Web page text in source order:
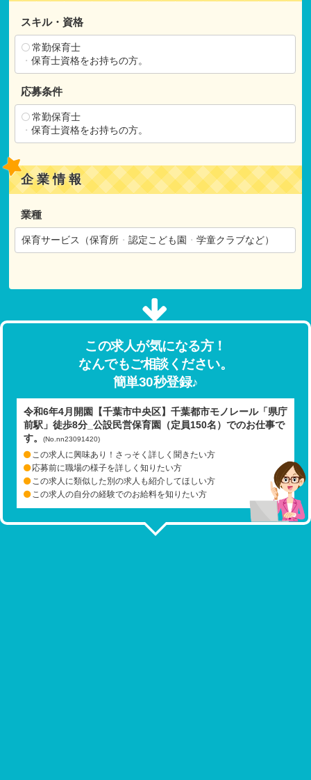
スキル・資格
常勤保育士
・ 保育士資格をお持ちの方。
応募条件
常勤保育士
・ 保育士資格をお持ちの方。
企業情報
業種
保育サービス（保育所・ 認定こども園 ・ 学童クラブなど）
この求人が気になる方！
なんでもご相談ください。
簡単30秒登録♪
令和6年4月開園【千葉市中央区】千葉都市モノレール「県庁
前駅」徒歩8分_公設民営保育園（定員150名）でのお仕事で
す。
(No.nn23091420)
この求人に興味あり！さっそく詳しく聞きたい方
応募前に職場の様子を詳しく知りたい方
この求人に類似した別の求人も紹介してほしい方
この求人の自分の経験でのお給料を知りたい方